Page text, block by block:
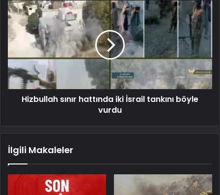
Hizbullah sınır hattında iki İsrail tankını böyle
vurdu
İlgili Makaleler